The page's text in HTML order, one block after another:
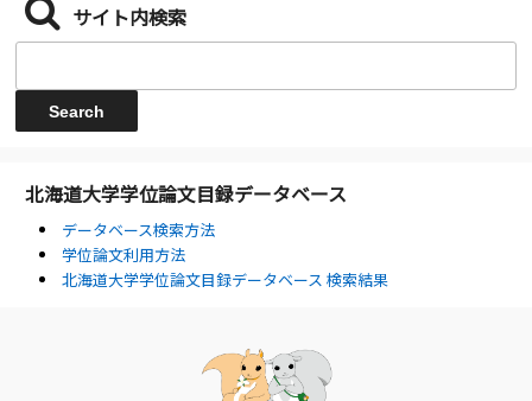
サイト内検索
北海道大学学位論文目録データベース
データベース検索方法
学位論文利用方法
北海道大学学位論文目録データベース 検索結果